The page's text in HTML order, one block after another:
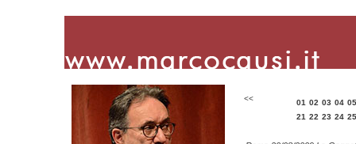
<< 01 02 03 04 05
21 22 23 24 25